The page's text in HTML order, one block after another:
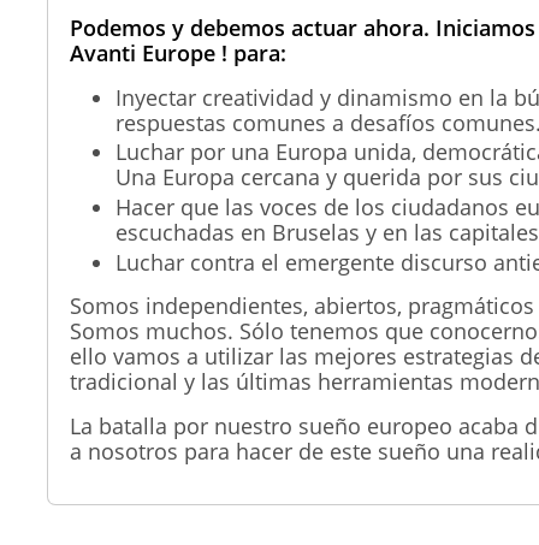
Podemos y debemos actuar ahora.
Avanti Europe ! para:
Inyectar creatividad y dinamismo en la
respuestas comunes a desafíos
Luchar por una Europa unida,
Una Europa cercana y querida por sus
Hacer que las voces de los ciudadanos
escuchadas en Bruselas y en las
Luchar contra el emergente discurso
Somos independientes, abiertos,
Somos muchos. Sólo tenemos que
ello vamos a utilizar las mejores estrategias
tradicional y las últimas herramientas
La batalla por nuestro sueño europeo acaba
a nosotros para hacer de este sueño una